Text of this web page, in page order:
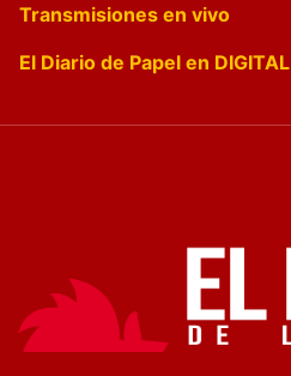
Transmisiones en vivo
El Diario de Papel en DIGITAL